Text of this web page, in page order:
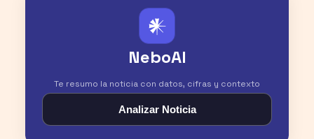
𒀭
NeboAI
Te resumo la noticia con datos, cifras y contexto
Analizar Noticia